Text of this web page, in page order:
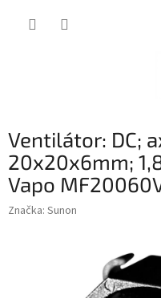
Ventilátor: DC;
20x20x6mm;
Vapo
Značka: Sunon